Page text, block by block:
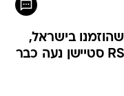
שתיים מתוך חמש מכוניות R8 שהוזמנו בישראל,
ימסרו בקרוב ללקוחות. גם ה-RS6 סטיישן נעה כבר